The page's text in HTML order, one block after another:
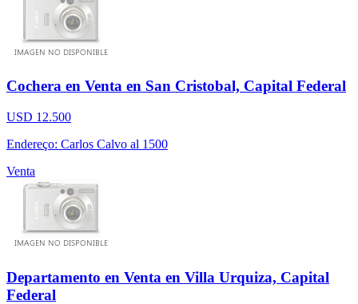
Cochera en Venta en San Cristobal, Capital Federal
USD 12.500
Endereço: Carlos Calvo al 1500
Venta
Departamento en Venta en Villa Urquiza, Capital
Federal